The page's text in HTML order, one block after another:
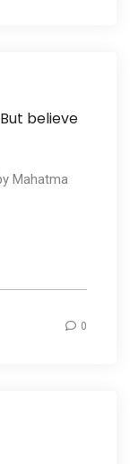
believe
Mahatma
0